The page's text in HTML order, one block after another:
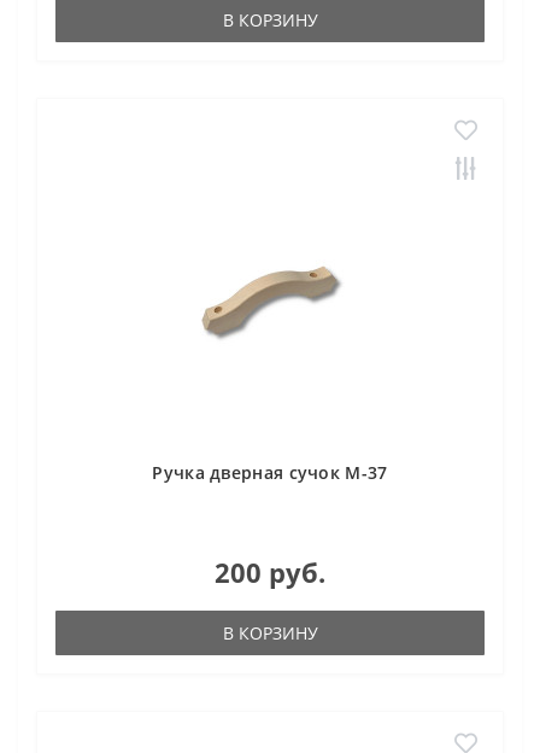
В КОРЗИНУ
Ручка дверная сучок М-37
200 руб.
В КОРЗИНУ